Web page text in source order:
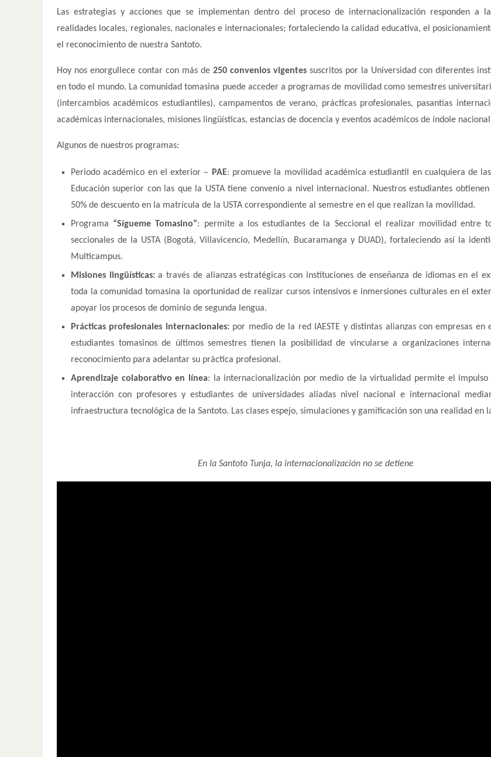
Las estrategias y acciones que se implementan dentro del proceso de internacionalización responden a
realidades locales, regionales, nacionales e internacionales; fortaleciendo la calidad educativa, el
el reconocimiento de nuestra Santoto.
Hoy nos enorgullece contar con más de 250 convenios vigentes suscritos por la Universidad con diferentes
en todo el mundo. La comunidad tomasina puede acceder a programas de movilidad como semestres
(intercambios académicos estudiantiles), campamentos de verano, prácticas profesionales, pasantías
académicas internacionales, misiones lingüísticas, estancias de docencia y eventos académicos de índole
Algunos de nuestros programas:
Periodo académico en el exterior – PAE: promueve la movilidad académica estudiantil en cualquiera de
Educación superior con las que la USTA tiene convenio a nivel internacional. Nuestros estudiantes
50% de descuento en la matrícula de la USTA correspondiente al semestre en el que realizan la movilidad.
Programa “Sígueme Tomasino”: permite a los estudiantes de la Seccional el realizar movilidad entre
seccionales de la USTA (Bogotá, Villavicencio, Medellín, Bucaramanga y DUAD), fortaleciendo así la
Multicampus.
Misiones lingüísticas:a través de alianzas estratégicas con instituciones de enseñanza de idiomas en el
toda la comunidad tomasina la oportunidad de realizar cursos intensivos e inmersiones culturales en el
apoyar los procesos de dominio de segunda lengua.
Prácticas profesionales internacionales:por medio de la red IAESTE y distintas alianzas con empresas en
estudiantes tomasinos de últimos semestres tienen la posibilidad de vincularse a organizaciones
reconocimiento para adelantar su práctica profesional.
Aprendizaje colaborativo en línea: la internacionalización por medio de la virtualidad permite el impulso
interacción con profesores y estudiantes de universidades aliadas nivel nacional e internacional
infraestructura tecnológica de la Santoto. Las clases espejo, simulaciones y gamificación son una realidad en
En la Santoto Tunja, la internacionalización no se detiene